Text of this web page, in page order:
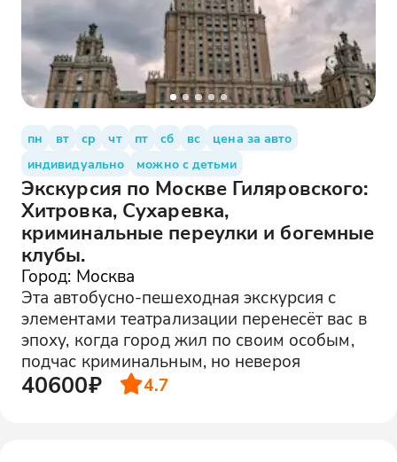
пн вт ср чт пт сб вс
цена за авто
индивидуально
можно с детьми
Экскурсия по Москве Гиляровского:
Хитровка, Сухаревка,
криминальные переулки и богемные
клубы.
Город: Москва
Эта автобусно-пешеходная экскурсия с
элементами театрализации перенесёт вас в
эпоху, когда город жил по своим особым,
подчас криминальным, но невероя
40600₽ 4.7